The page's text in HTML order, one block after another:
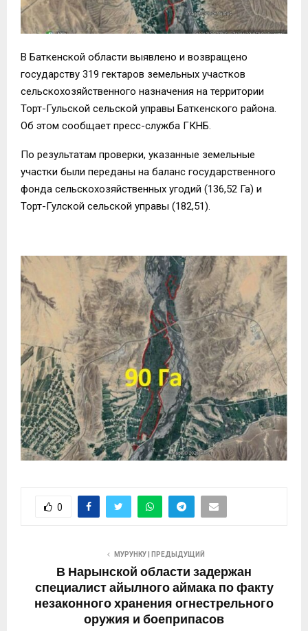
В Баткенской области выявлено и возвращено
государству 319 гектаров земельных участков
сельскохозяйственного назначения на территории
Торт-Гульской сельской управы Баткенского района.
Об этом сообщает пресс-служба ГКНБ.
По результатам проверки, указанные земельные
участки были переданы на баланс государственного
фонда сельскохозяйственных угодий (136,52 Га) и
Торт-Гулской сельской управы (182,51).
0
МУРУНКУ | ПРЕДЫДУЩИЙ
В Нарынской области задержан
специалист айылного аймака по факту
незаконного хранения огнестрельного
оружия и боеприпасов